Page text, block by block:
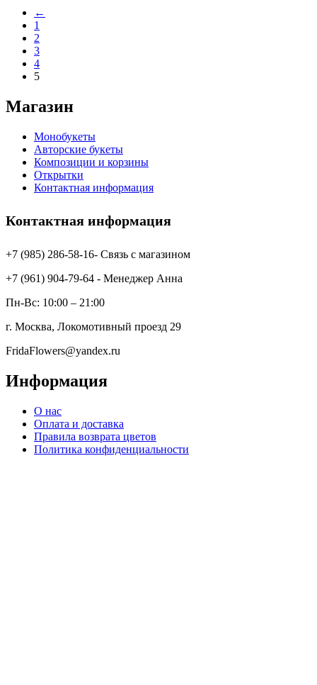
←
1
2
3
4
5
Магазин
Монобукеты
Авторские букеты
Композиции и корзины
Открытки
Контактная информация
Контактная информация
+7 (985) 286-58-16- Связь с магазином
+7 (961) 904-79-64 - Менеджер Анна
Пн-Вс: 10:00 – 21:00
г. Москва, Локомотивный проезд 29
FridaFlowers@yandex.ru
Информация
О нас
Оплата и доставка
Правила возврата цветов
Политика конфиденциальности